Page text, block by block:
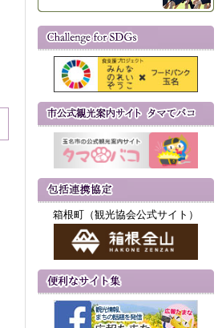
箱根町（観光協会公式サイト）